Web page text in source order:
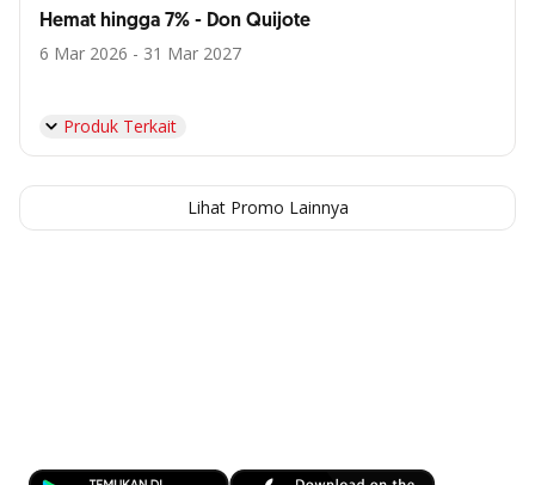
Hemat hingga 7% - Don Quijote
6 Mar 2026 - 31 Mar 2027
Produk Terkait
Lihat Promo Lainnya